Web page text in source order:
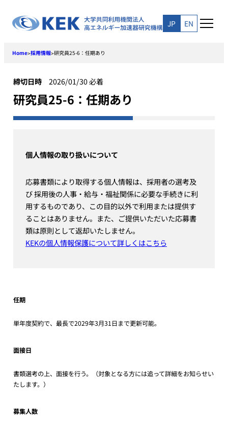
content
JP EN
Home>採用情報>研究員25-6：任期あり
締切日時 2026/01/30 必着
研究員25-6：任期あり
個人情報の取り扱いについて
応募書類により取得する個人情報は、採用者の選考及
び 採用後の人事・給与・福祉関係に必要な手続きに利
用するものであり、この目的以外で利用または提供す
ることはありません。また、ご提供いただいた応募書
類は原則として返却いたしません。
KEKの個人情報保護について詳しくはこちら
任期
単年度契約で、最長で2029年3月31日まで更新可能。
面接日
書類選考の上、面接を行う。（対象となる方には追って詳細をお知らせい
たします。）
募集人数